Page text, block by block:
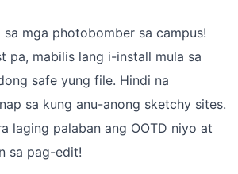
sa mga photobomber sa campus!
pa, mabilis lang i-install mula sa
safe yung file. Hindi na
sa kung anu-anong sketchy sites.
laging palaban ang OOTD niyo at
sa pag-edit!